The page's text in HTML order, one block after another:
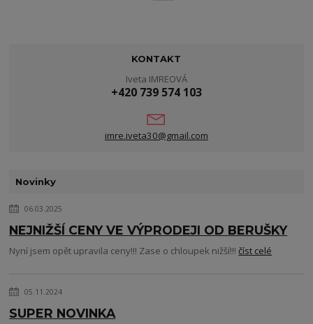
KONTAKT
Iveta IMREOVÁ
+420 739 574 103
imre.iveta30@gmail.com
Novinky
06.03.2025
NEJNIŽŠÍ CENY VE VÝPRODEJI OD BERUŠKY
Nyní jsem opět upravila ceny!!! Zase o chloupek nižší!!!číst celé
05.11.2024
SUPER NOVINKA